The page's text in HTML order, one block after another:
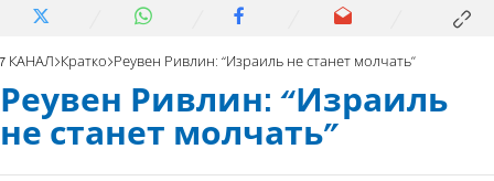
7 КАНАЛ Кратко Реувен Ривлин: “Израиль не станет молчать”
Реувен Ривлин: “Израиль
не станет молчать”